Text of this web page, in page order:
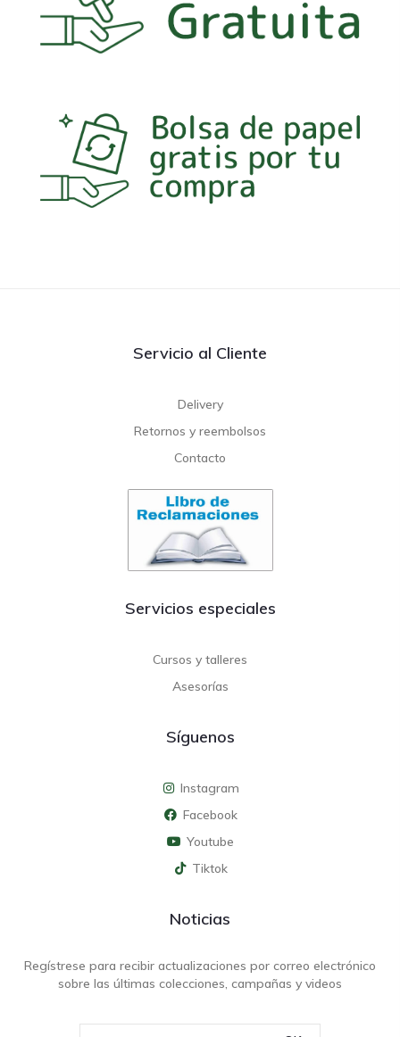
Servicio al Cliente
Delivery
Retornos y reembolsos
Contacto
Servicios especiales
Cursos y talleres
Asesorías
Síguenos
Instagram
Facebook
Youtube
Tiktok
Noticias
Regístrese para recibir actualizaciones por correo electrónico
sobre las últimas colecciones, campañas y videos